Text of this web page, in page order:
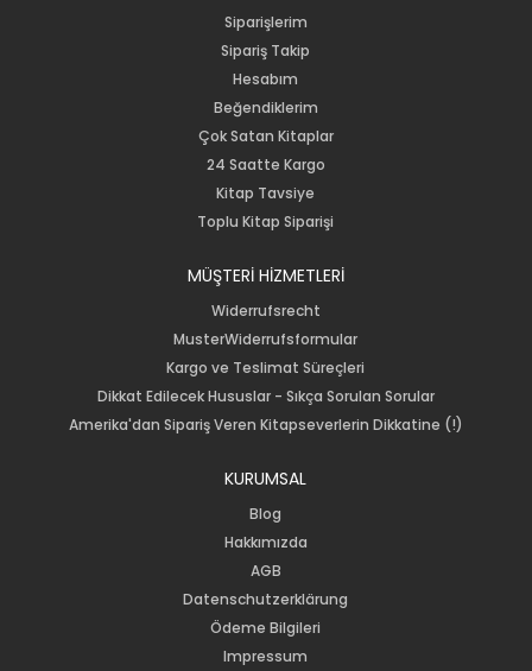
Siparişlerim
Sipariş Takip
Hesabım
Beğendiklerim
Çok Satan Kitaplar
24 Saatte Kargo
Kitap Tavsiye
Toplu Kitap Siparişi
MÜŞTERİ HİZMETLERİ
Widerrufsrecht
MusterWiderrufsformular
Kargo ve Teslimat Süreçleri
Dikkat Edilecek Hususlar - Sıkça Sorulan Sorular
Amerika'dan Sipariş Veren Kitapseverlerin Dikkatine (!)
KURUMSAL
Blog
Hakkımızda
AGB
Datenschutzerklärung
Ödeme Bilgileri
Impressum